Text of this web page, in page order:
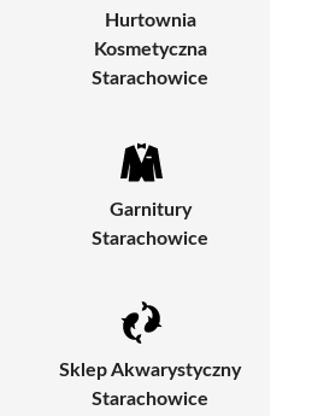
Hurtownia
Kosmetyczna
Starachowice
Garnitury
Starachowice
Sklep Akwarystyczny
Starachowice